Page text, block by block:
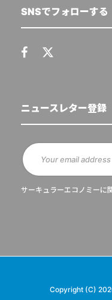
SNSでフォローする
ニュースレター登録
サーキュラーエコノミーに
Copyright (C)